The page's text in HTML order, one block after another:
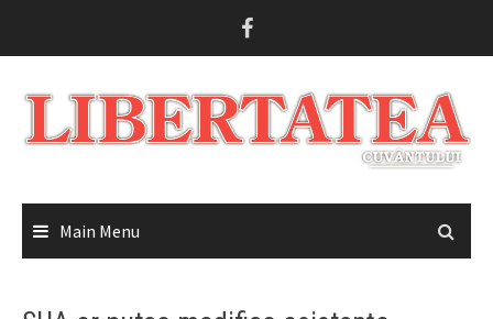
Main Menu